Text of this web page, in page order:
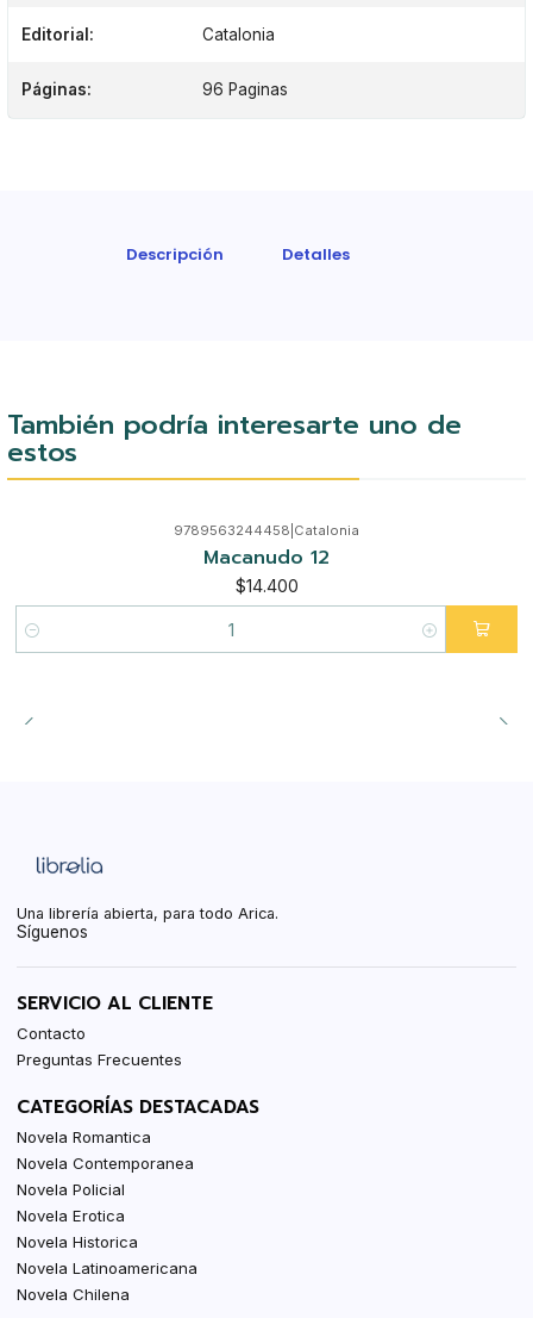
Editorial: Catalonia
Páginas: 96 Paginas
Descripción Detalles
También podría interesarte uno de
estos
9789563244458 Catalonia
Macanudo 12
$14.400
Cantidad
Una librería abierta, para todo Arica.
Síguenos
SERVICIO AL CLIENTE
Contacto
Preguntas Frecuentes
CATEGORÍAS DESTACADAS
Novela Romantica
Novela Contemporanea
Novela Policial
Novela Erotica
Novela Historica
Novela Latinoamericana
Novela Chilena